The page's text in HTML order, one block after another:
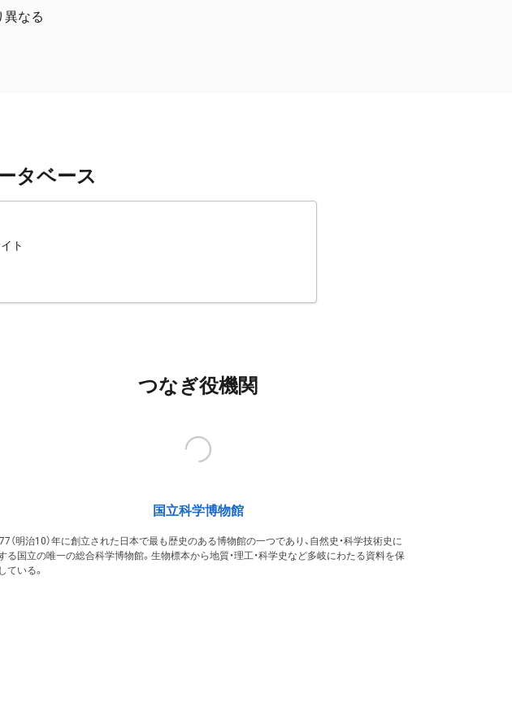
異なる
タベース
ト
つなぎ役機関
国立科学博物館
（明治10）年に創立された日本で最も歴史のある博物館の一つであり、自然史・科学技術史に
る国立の唯一の総合科学博物館。生物標本から地質・理工・科学史など多岐にわたる資料を保
ている。